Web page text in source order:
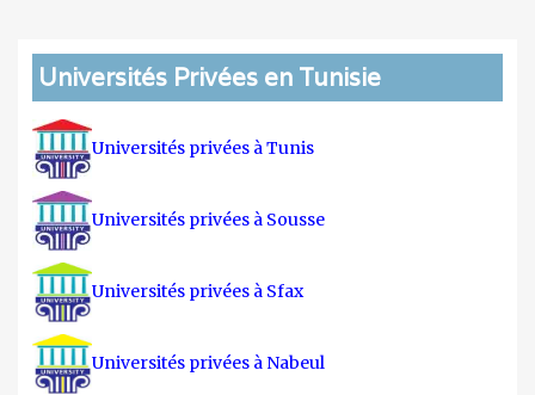
Universités Privées en Tunisie
Universités privées à Tunis
Universités privées à Sousse
Universités privées à Sfax
Universités privées à Nabeul